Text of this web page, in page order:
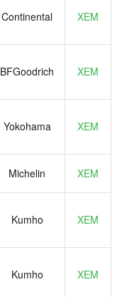
Continental XEM
BFGoodrich XEM
Yokohama XEM
Michelin XEM
Kumho XEM
Kumho XEM